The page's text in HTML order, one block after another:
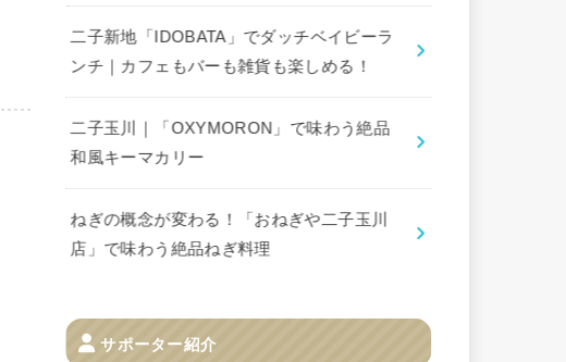
二子新地「IDOBATA」でダッチベイビーラ
ンチ｜カフェもバーも雑貨も楽しめる！
二子玉川｜「OXYMORON」で味わう絶品
和風キーマカリー
ねぎの概念が変わる！「おねぎや二子玉川
店」で味わう絶品ねぎ料理
サポーター紹介